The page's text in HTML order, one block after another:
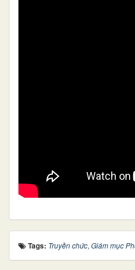
Tags: Truyền chức, Giám mục